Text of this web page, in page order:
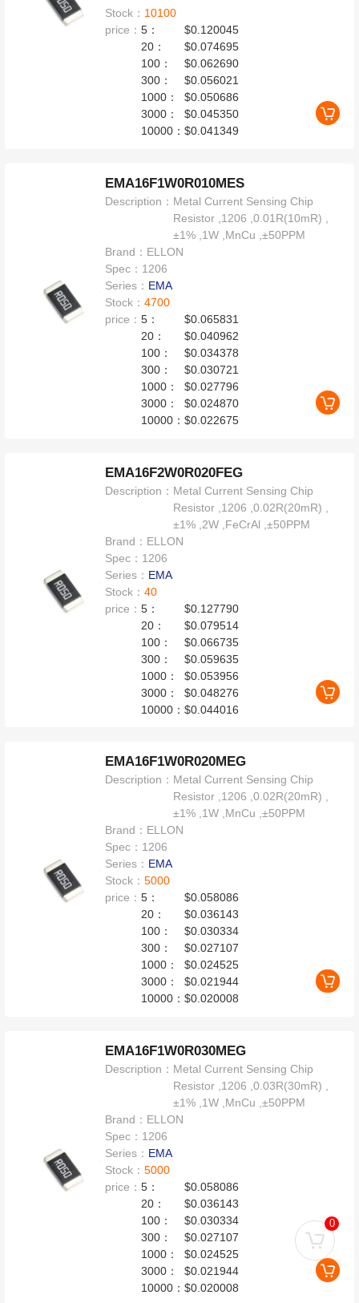
Stock： 10100
price：5：
$0.120045
20：
$0.074695
100：
$0.062690
300：
$0.056021
1000：
$0.050686
3000：
$0.045350
10000：$0.041349
EMA16F1W0R010MES
Description： Metal Current Sensing Chip
Resistor ,1206 ,0.01R(10mR) ,
±1% ,1W ,MnCu ,±50PPM
Brand： ELLON
Spec： 1206
Series： EMA
Stock：4700
price：5：
$0.065831
20：
$0.040962
100：
$0.034378
300：
$0.030721
1000：
$0.027796
3000：
$0.024870
10000：$0.022675
EMA16F2W0R020FEG
Description： Metal Current Sensing Chip
Resistor ,1206 ,0.02R(20mR) ,
±1% ,2W ,FeCrAl ,±50PPM
Brand： ELLON
Spec： 1206
Series： EMA
Stock：40
price：5：
$0.127790
20：
$0.079514
100：
$0.066735
300：
$0.059635
1000：
$0.053956
3000：
$0.048276
10000：$0.044016
EMA16F1W0R020MEG
Description： Metal Current Sensing Chip
Resistor ,1206 ,0.02R(20mR) ,
±1% ,1W ,MnCu ,±50PPM
Brand： ELLON
Spec： 1206
Series： EMA
Stock：5000
price：5：
$0.058086
20：
$0.036143
100：
$0.030334
300：
$0.027107
1000：
$0.024525
3000：
$0.021944
10000：$0.020008
EMA16F1W0R030MEG
Description： Metal Current Sensing Chip
Resistor ,1206 ,0.03R(30mR) ,
±1% ,1W ,MnCu ,±50PPM
Brand： ELLON
Spec： 1206
Series： EMA
Stock：5000
price：5：
$0.058086
20：
$0.036143
100：
$0.030334
300：
$0.027107
1000：
$0.024525
3000：
$0.021944
10000：$0.020008
0